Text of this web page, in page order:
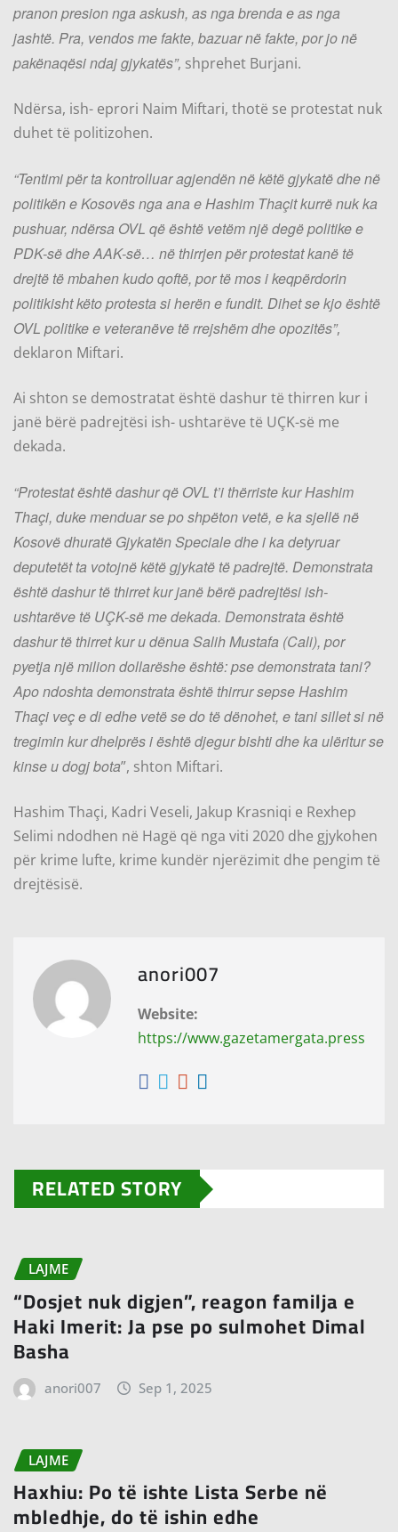
pranon presion nga askush, as nga brenda e as nga
jashtë. Pra, vendos me fakte, bazuar në fakte, por jo në
pakënaqësi ndaj gjykatës”, shprehet Burjani.
Ndërsa, ish- eprori Naim Miftari, thotë se protestat nuk
duhet të politizohen.
“Tentimi për ta kontrolluar agjendën në këtë gjykatë dhe në
politikën e Kosovës nga ana e Hashim Thaçit kurrë nuk ka
pushuar, ndërsa OVL që është vetëm një degë politike e
PDK-së dhe AAK-së… në thirrjen për protestat kanë të
drejtë të mbahen kudo qoftë, por të mos i keqpërdorin
politikisht këto protesta si herën e fundit. Dihet se kjo është
OVL politike e veteranëve të rrejshëm dhe opozitës”,
deklaron Miftari.
Ai shton se demostratat është dashur të thirren kur i
janë bërë padrejtësi ish- ushtarëve të UÇK-së me
dekada.
“Protestat është dashur që OVL t’i thërriste kur Hashim
Thaçi, duke menduar se po shpëton vetë, e ka sjellë në
Kosovë dhuratë Gjykatën Speciale dhe i ka detyruar
deputetët ta votojnë këtë gjykatë të padrejtë. Demonstrata
është dashur të thirret kur janë bërë padrejtësi ish-
ushtarëve të UÇK-së me dekada. Demonstrata është
dashur të thirret kur u dënua Salih Mustafa (Cali), por
pyetja një milion dollarëshe është: pse demonstrata tani?
Apo ndoshta demonstrata është thirrur sepse Hashim
Thaçi veç e di edhe vetë se do të dënohet, e tani sillet si në
tregimin kur dhelprës i është djegur bishti dhe ka ulëritur se
kinse u dogj bota”, shton Miftari.
Hashim Thaçi, Kadri Veseli, Jakup Krasniqi e Rexhep
Selimi ndodhen në Hagë që nga viti 2020 dhe gjykohen
për krime lufte, krime kundër njerëzimit dhe pengim të
drejtësisë.
anori007
Website:
https://www.gazetamergata.press
RELATED STORY
LAJME
“Dosjet nuk digjen”, reagon familja e
Haki Imerit: Ja pse po sulmohet Dimal
Basha
anori007 Sep 1, 2025
LAJME
Haxhiu: Po të ishte Lista Serbe në
mbledhje, do të ishin edhe